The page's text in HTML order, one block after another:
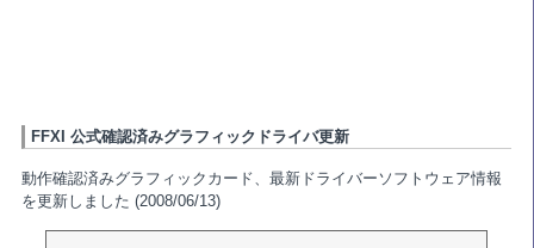
FFXI 公式確認済みグラフィックドライバ更新
動作確認済みグラフィックカード、最新ドライバーソフトウェア情報
を更新しました (2008/06/13)